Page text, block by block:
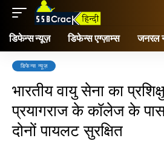
डिफेन्स न्यूज़ डिफेन्स एग्ज़ाम्स जनरल
डिफेन्स न्यूज़
भारतीय वायु सेना का
प्रयागराज के कॉलेज के
दोनों पायलट सुरक्षित